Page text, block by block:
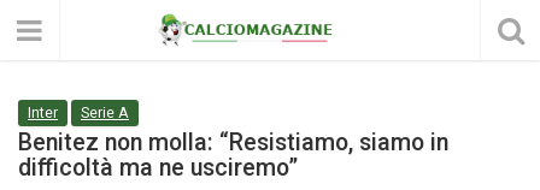
Inter Serie A
Benitez non molla: “Resistiamo, siamo in
difficoltà ma ne usciremo”